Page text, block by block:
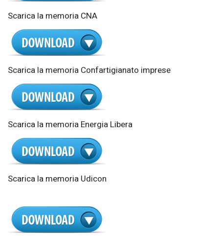
Scarica la memoria CNA
Scarica la memoria Confartigianato imprese
Scarica la memoria Energia Libera
Scarica la memoria Udicon